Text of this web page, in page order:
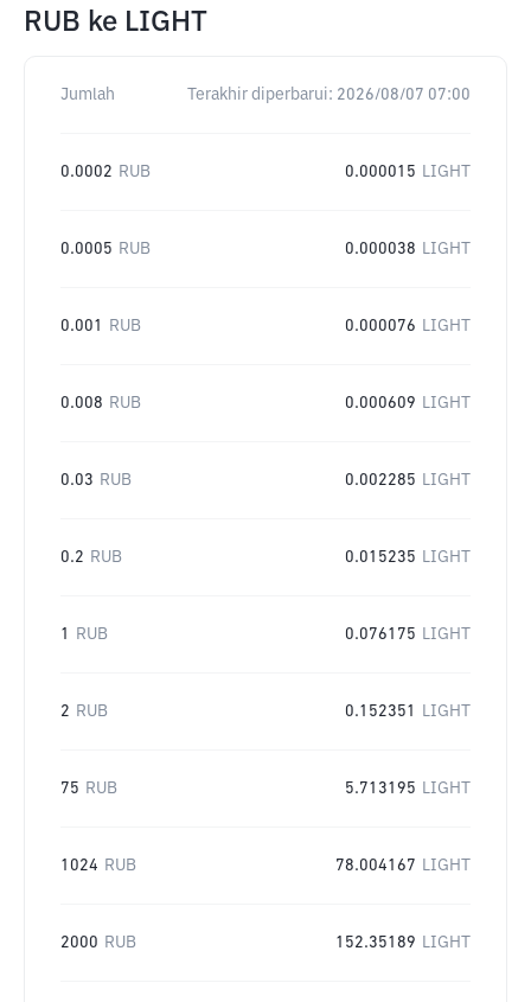
RUB ke LIGHT
Jumlah Terakhir diperbarui: 2026/08/07 07:00
0.0002 RUB 0.000015 LIGHT
0.0005 RUB 0.000038 LIGHT
0.001 RUB 0.000076 LIGHT
0.008 RUB 0.000609 LIGHT
0.03 RUB 0.002285 LIGHT
0.2 RUB 0.015235 LIGHT
1 RUB 0.076175 LIGHT
2 RUB 0.152351 LIGHT
75 RUB 5.713195 LIGHT
1024 RUB 78.004167 LIGHT
2000 RUB 152.35189 LIGHT